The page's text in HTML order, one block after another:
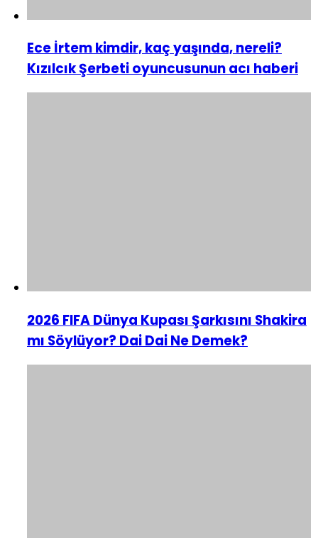
Ece İrtem kimdir, kaç yaşında, nereli?
Kızılcık Şerbeti oyuncusunun acı haberi
2026 FIFA Dünya Kupası Şarkısını Shakira
mı Söylüyor? Dai Dai Ne Demek?